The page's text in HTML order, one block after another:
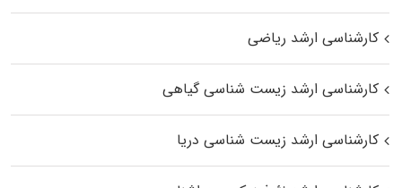
کارشناسی ارشد ریاضی
کارشناسی ارشد زیست‌ شناسی گیاهی
کارشناسی ارشد زیست‌ شناسی دریا